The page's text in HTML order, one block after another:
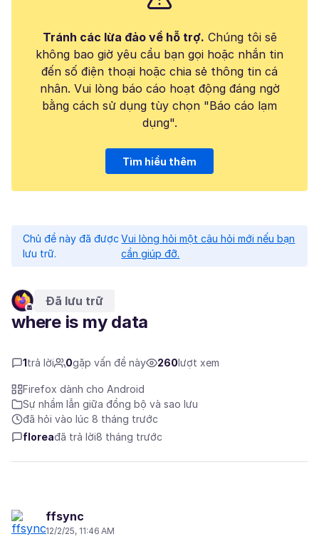
Tránh các lừa đảo về hỗ trợ. Chúng tôi sẽ
không bao giờ yêu cầu bạn gọi hoặc nhắn tin
đến số điện thoại hoặc chia sẻ thông tin cá
nhân. Vui lòng báo cáo hoạt động đáng ngờ
bằng cách sử dụng tùy chọn "Báo cáo lạm
dụng".
Tìm hiểu thêm
Chủ đề này đã được
lưu trữ.
Vui lòng hỏi một câu hỏi mới nếu bạn
cần giúp đỡ.
Đã lưu trữ
where is my data
1trả lời 0gặp vấn đề này 260lượt xem
Firefox dành cho Android
Sự nhầm lẫn giữa đồng bộ và sao lưu
đã hỏi vào lúc 8 tháng trước
floreađã trả lời8 tháng trước
ffsync
12/2/25, 11:46 AM